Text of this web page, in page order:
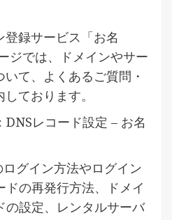
録サービス「お名
ジでは、ドメインやサー
て、よくあるご質問・
ております。
レコード設定 – お名
グイン方法やログイン
の再発行方法、ドメイ
の設定、レンタルサーバ